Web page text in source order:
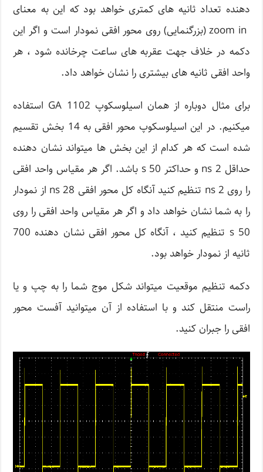
دهنده تعداد ثانیه های کمتری خواهد بود که این به معنای
zoom in (بزرگنمایی) روی محور افقی نمودار است و اگر این
دکمه در خلاف جهت عقربه های ساعت چرخانده شود ، هر
واحد افقی ثانیه های بیشتری را نشان خواهد داد.
برای مثال دوباره از همان اسیلوسکوپ 1102 GA استفاده
میکنیم. در این اسیلوسکوپ محور افقی به 14 بخش تقسیم
شده است که هر کدام از این بخش ها میتواند نشان دهنده
حداقل ns 2 و حداکتر s 50 باشد. اگر هر مقیاس واحد افقی
را روی ns 2 تنظیم کنید آنگاه كل محور افقی ns 28 از نمودار
را به شما نشان خواهد داد و اگر هر مقیاس واحد افقی را روی
s 50 تنظیم کنید ، آنگاه كل محور افقی نشان دهنده 700
ثانیه از نمودار خواهد بود.
دکمه تنظیم موقعیت میتواند شکل موج شما را به چپ و یا
راست منتقل کند و با استفاده از آن میتوانید آفست محور
افقی را جبران کنید.